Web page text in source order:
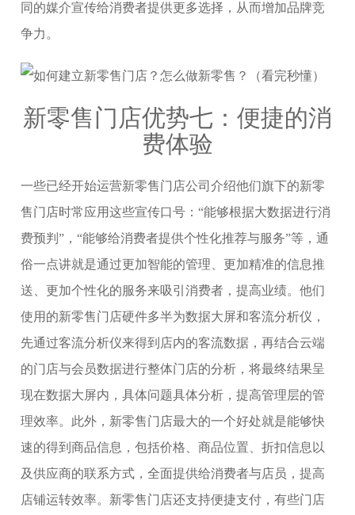
同的媒介宣传给消费者提供更多选择，从而增加品牌竞
争力。
新零售门店优势七：便捷的消
费体验
一些已经开始运营新零售门店公司介绍他们旗下的新零
售门店时常应用这些宣传口号：“能够根据大数据进行消
费预判”，“能够给消费者提供个性化推荐与服务”等，通
俗一点讲就是通过更加智能的管理、更加精准的信息推
送、更加个性化的服务来吸引消费者，提高业绩。他们
使用的新零售门店硬件多半为数据大屏和客流分析仪，
先通过客流分析仪来得到店内的客流数据，再结合云端
的门店与会员数据进行整体门店的分析，将最终结果呈
现在数据大屏内，具体问题具体分析，提高管理层的管
理效率。此外，新零售门店最大的一个好处就是能够快
速的得到商品信息，包括价格、商品位置、折扣信息以
及供应商的联系方式，全面提供给消费者与店员，提高
店铺运转效率。新零售门店还支持便捷支付，有些门店